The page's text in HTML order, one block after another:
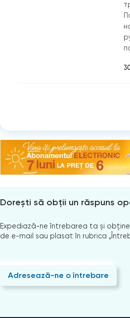
Dorești să obții un răspuns
Expediază-ne întrebarea ta și
de e-mail sau plasat în rubrica
Adresează-ne o întrebare